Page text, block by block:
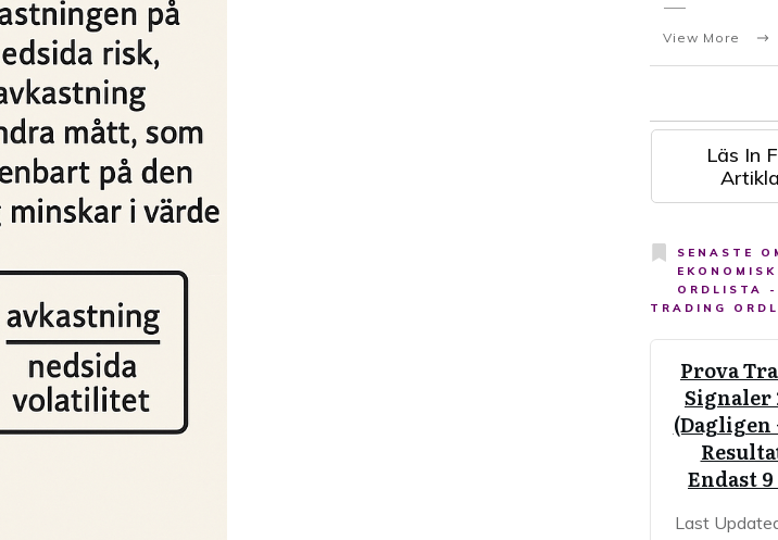
View More
Läs In
SENASTE
EKONOMISK
ORDLISTA -
TRADING
Prova
Signaler
(Dagligen
Endast 9
Last